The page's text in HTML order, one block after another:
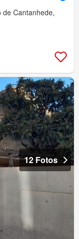
Cantanhede,
12 Fotos